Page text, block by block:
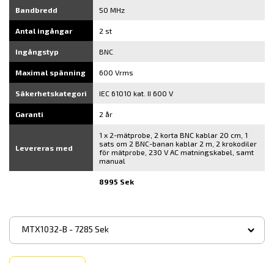
Bandbredd 50 MHz
Antal ingångar 2 st
Ingångstyp BNC
Maximal spänning 600 Vrms
Säkerhetskategori IEC 61010 kat. II 600 V
Garanti 2 år
Levereras med
1 x 2-mätprobe, 2 korta BNC kablar 20 cm, 1
sats om 2 BNC-banan kablar 2 m, 2 krokodiler
för mätprobe, 230 V AC matningskabel, samt
manual
8995 Sek
MTX1032-B - 7285 Sek
▾